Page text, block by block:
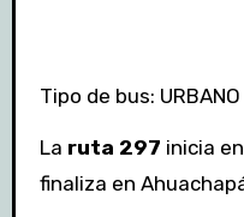
Tipo de bus: URBANO
La ruta 297 inicia
finaliza en